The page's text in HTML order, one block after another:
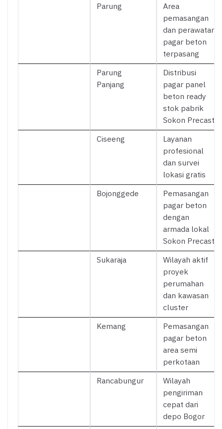
Parung
Area
pemasangan
dan perawatan
pagar beton
terpasang
Parung
Panjang
Distribusi
pagar panel
beton ready
stok pabrik
Sokon Precast
Ciseeng
Layanan
profesional
dan survei
lokasi gratis
Bojonggede
Pemasangan
pagar beton
dengan
armada lokal
Sokon Precast
Sukaraja
Wilayah aktif
proyek
perumahan
dan kawasan
cluster
Kemang
Pemasangan
pagar beton
area semi
perkotaan
Rancabungur
Wilayah
pengiriman
cepat dari
depo Bogor